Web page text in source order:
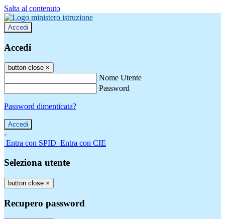
Salta al contenuto
Accedi
Accedi
button close ×
Nome Utente
Password
Password dimenticata?
-
Entra con SPID Entra con CIE
Seleziona utente
button close ×
Recupero password